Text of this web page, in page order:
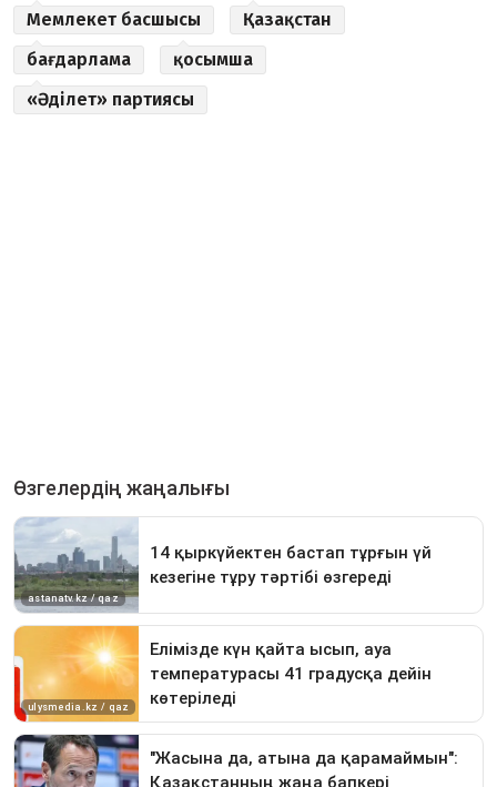
Мемлекет басшысы
Қазақстан
бағдарлама
қосымша
«Әділет» партиясы